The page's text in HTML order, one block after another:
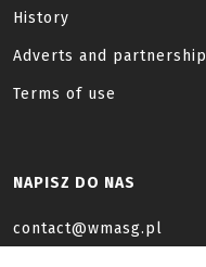
History
Adverts and partnership
Terms of use
NAPISZ DO NAS
contact@wmasg.pl